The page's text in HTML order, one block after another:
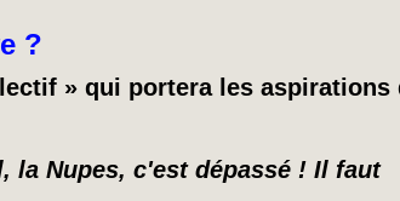
?
» qui portera les aspirations
la Nupes, c'est dépassé ! Il faut